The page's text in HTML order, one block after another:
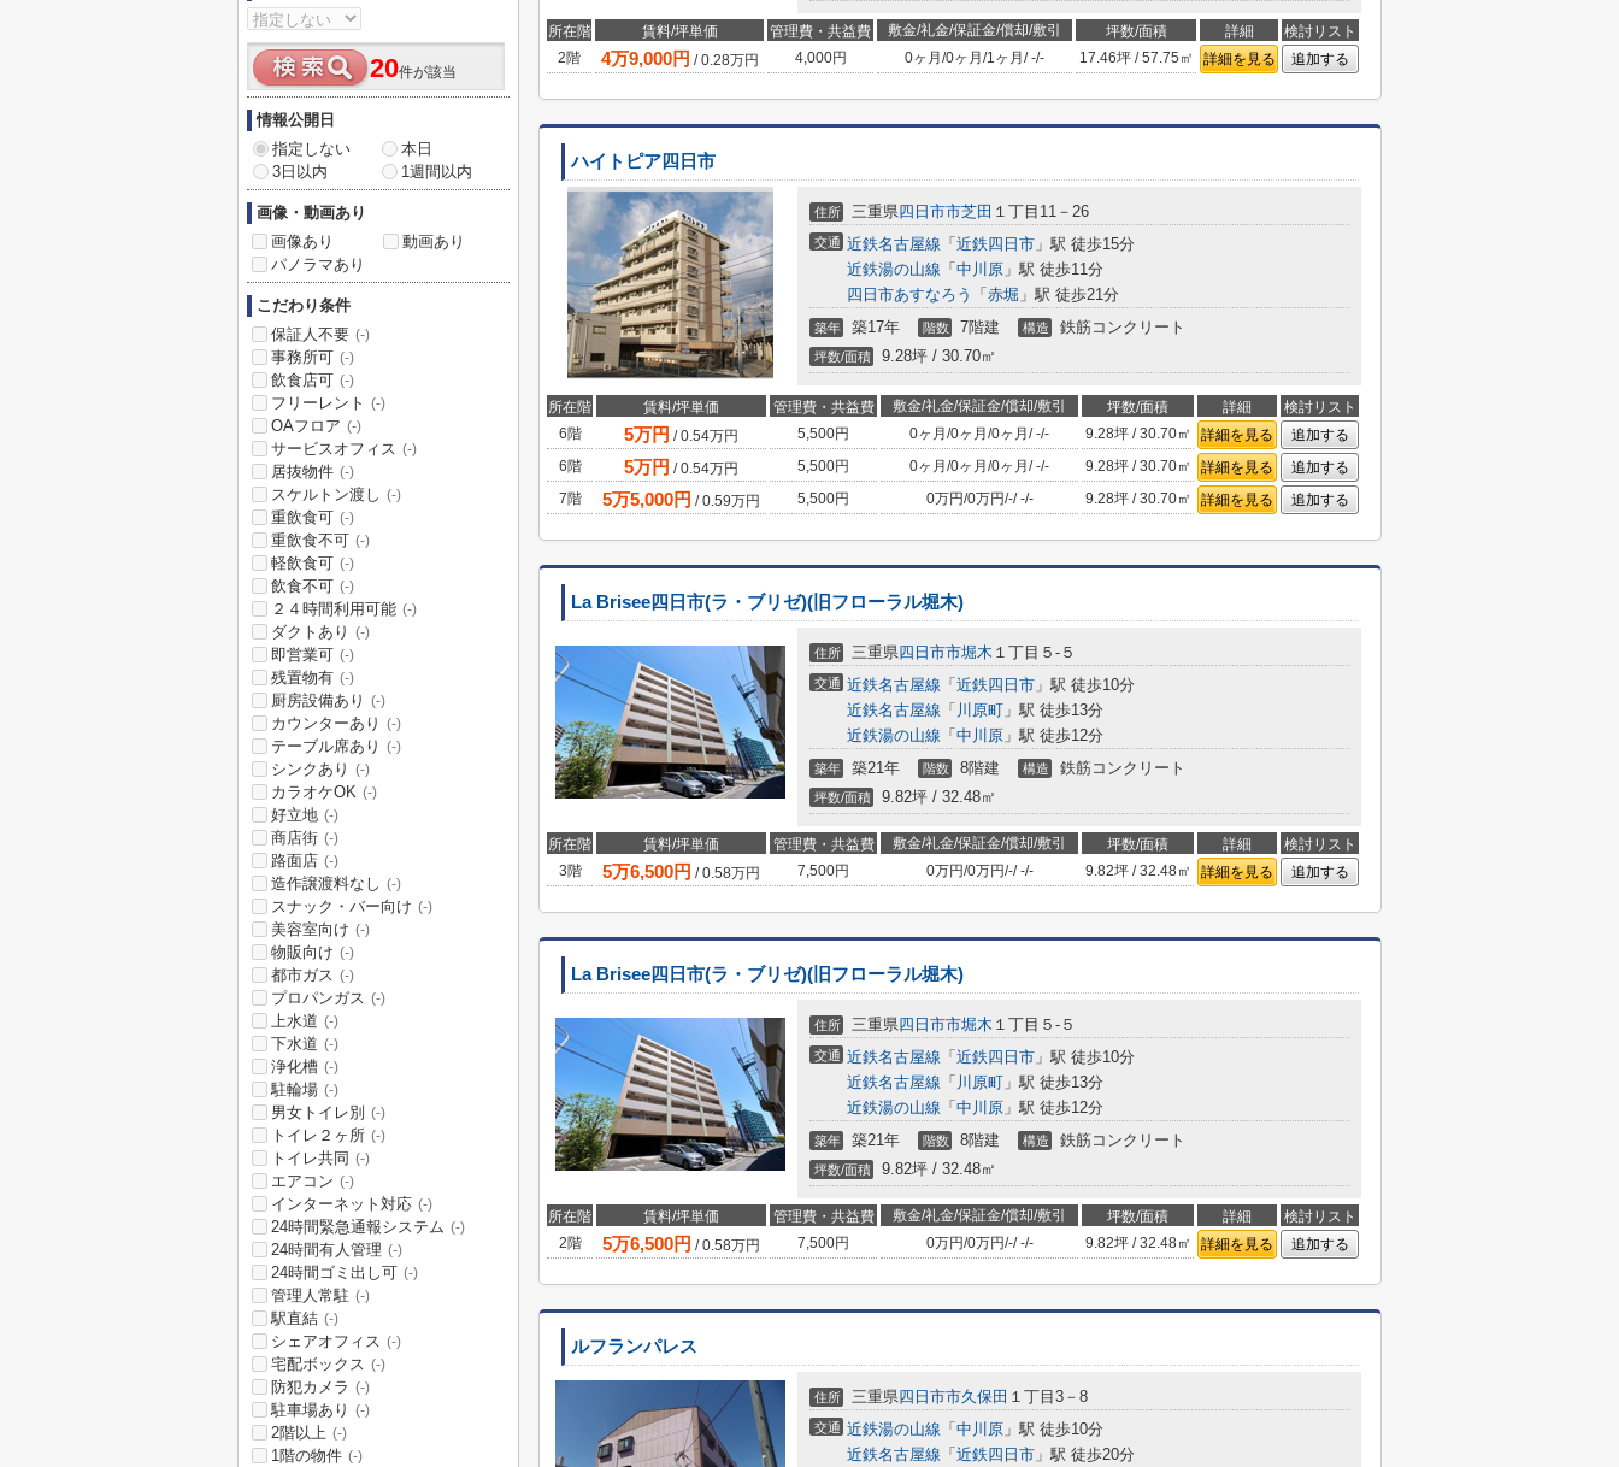
所在階 賃料/坪単価 管理費・共益費 敷金/礼金/保証金/償却/敷引 坪数/面積 詳細
検討リスト
2階
4万9,000円 /0.28万円 4,000円 0ヶ月 /0ヶ月 /1ヶ月 /-/- 17.46坪 / 57.75㎡ 詳細を見る 追加する
ハイトピア四日市
住所 三重県四日市市芝田 １丁目11－26
交通 近鉄名古屋線 「 近鉄四日市 」駅 徒歩15分
近鉄湯の山線 「 中川原 」駅 徒歩11分
四日市あすなろう
「 赤堀 」駅 徒歩21分
築年 築17年 階数 7階建 構造 鉄筋コンクリート
坪数/面積 9.28坪 / 30.70㎡
所在階 賃料/坪単価 管理費・共益費 敷金/礼金/保証金/償却/敷引 坪数/面積 詳細
検討リスト
6階
5万円 /0.54万円 5,500円 0ヶ月 /0ヶ月 /0ヶ月 /-/- 9.28坪 / 30.70㎡ 詳細を見る
追加する
6階
5万円 /0.54万円 5,500円 0ヶ月 /0ヶ月 /0ヶ月 /-/- 9.28坪 / 30.70㎡ 詳細を見る
追加する
7階
5万5,000円 /0.59万円 5,500円 0万円/0万円/-/-/- 9.28坪 / 30.70㎡ 詳細を見る 追加する
La Brisee四日市(ラ・ブリゼ)(旧フローラル堀木)
住所 三重県四日市市堀木 １丁目５-５
交通 近鉄名古屋線 「 近鉄四日市 」駅 徒歩10分
近鉄名古屋線 「 川原町 」駅 徒歩13分
近鉄湯の山線 「 中川原 」駅 徒歩12分
築年 築21年 階数 8階建 構造 鉄筋コンクリート
坪数/面積 9.82坪 / 32.48㎡
所在階 賃料/坪単価 管理費・共益費 敷金/礼金/保証金/償却/敷引 坪数/面積 詳細
検討リスト
3階
5万6,500円 /0.58万円 7,500円 0万円/0万円/-/-/- 9.82坪 / 32.48㎡ 詳細を見る 追加する
La Brisee四日市(ラ・ブリゼ)(旧フローラル堀木)
住所 三重県四日市市堀木 １丁目５-５
交通 近鉄名古屋線 「 近鉄四日市 」駅 徒歩10分
近鉄名古屋線 「 川原町 」駅 徒歩13分
近鉄湯の山線 「 中川原 」駅 徒歩12分
築年 築21年 階数 8階建 構造 鉄筋コンクリート
坪数/面積 9.82坪 / 32.48㎡
所在階 賃料/坪単価 管理費・共益費 敷金/礼金/保証金/償却/敷引 坪数/面積 詳細
検討リスト
2階
5万6,500円 /0.58万円 7,500円 0万円/0万円/-/-/- 9.82坪 / 32.48㎡ 詳細を見る 追加する
ルフランパレス
住所 三重県四日市市久保田 １丁目3－8
交通 近鉄湯の山線 「 中川原 」駅 徒歩10分
近鉄名古屋線 「 近鉄四日市 」駅 徒歩20分
20件が該当
情報公開日
指定しない
本日
3日以内
1週間以内
画像・動画あり
画像あり
動画あり
パノラマあり
こだわり条件
保証人不要 (-)
事務所可 (-)
飲食店可 (-)
フリーレント (-)
OAフロア (-)
サービスオフィス (-)
居抜物件 (-)
スケルトン渡し (-)
重飲食可 (-)
重飲食不可 (-)
軽飲食可 (-)
飲食不可 (-)
２４時間利用可能 (-)
ダクトあり (-)
即営業可 (-)
残置物有 (-)
厨房設備あり (-)
カウンターあり (-)
テーブル席あり (-)
シンクあり (-)
カラオケOK (-)
好立地 (-)
商店街 (-)
路面店 (-)
造作譲渡料なし (-)
スナック・バー向け (-)
美容室向け (-)
物販向け (-)
都市ガス (-)
プロパンガス (-)
上水道 (-)
下水道 (-)
浄化槽 (-)
駐輪場 (-)
男女トイレ別 (-)
トイレ２ヶ所 (-)
トイレ共同 (-)
エアコン (-)
インターネット対応 (-)
24時間緊急通報システム (-)
24時間有人管理 (-)
24時間ゴミ出し可 (-)
管理人常駐 (-)
駅直結 (-)
シェアオフィス (-)
宅配ボックス (-)
防犯カメラ (-)
駐車場あり (-)
2階以上 (-)
1階の物件 (-)